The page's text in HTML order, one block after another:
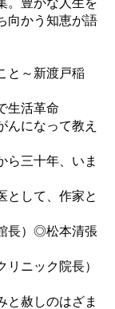
。豊かな人生を
向かう知恵が語
と～新渡戸稲
生活革命
になって教え
三十年、いま
して、作家と
長）◎松本清張
ニック院長）
赦しのはざま